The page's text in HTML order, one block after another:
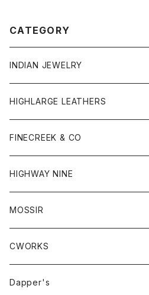
CATEGORY
INDIAN JEWELRY
HIGHLARGE LEATHERS
FINECREEK & CO
HIGHWAY NINE
S / S RIB
S / S ハニカムサーマル
L / S RIB
MOSSIR
CWORKS
Dapper's